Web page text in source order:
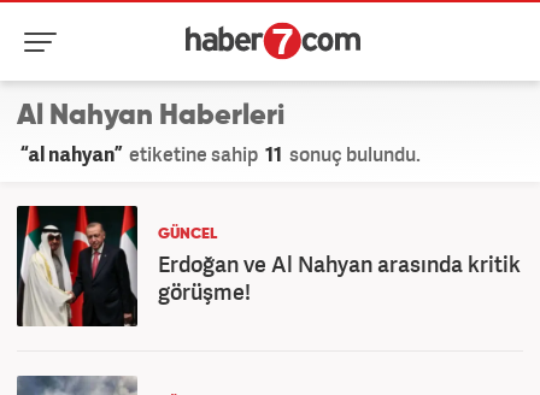
Al Nahyan Haberleri
“al nahyan” etiketine sahip 11 sonuç bulundu.
GÜNCEL
Erdoğan ve Al Nahyan arasında kritik
görüşme!